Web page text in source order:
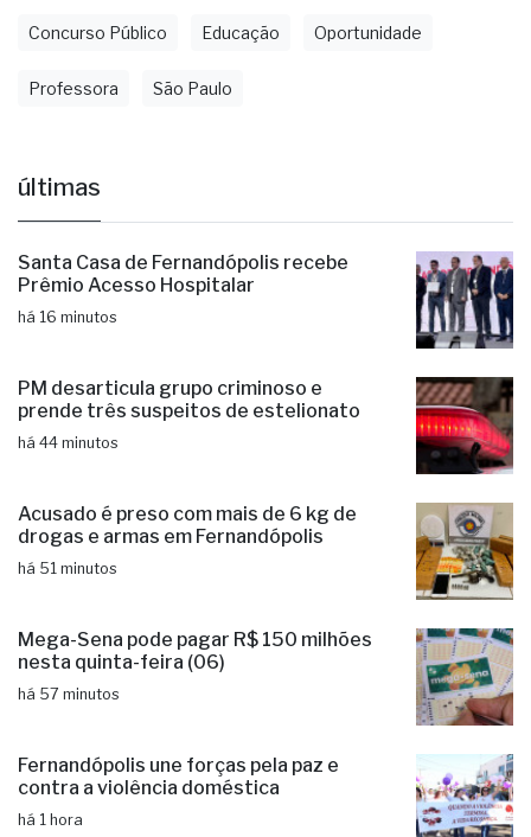
Concurso Público Educação Oportunidade
Professora São Paulo
últimas
Santa Casa de Fernandópolis recebe
Prêmio Acesso Hospitalar
há 16 minutos
PM desarticula grupo criminoso e
prende três suspeitos de estelionato
há 44 minutos
Acusado é preso com mais de 6 kg de
drogas e armas em Fernandópolis
há 51 minutos
Mega-Sena pode pagar R$ 150 milhões
nesta quinta-feira (06)
há 57 minutos
Fernandópolis une forças pela paz e
contra a violência doméstica
há 1 hora